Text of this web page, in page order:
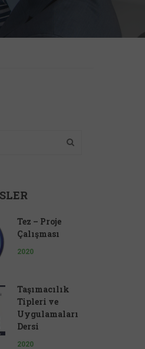
Tez – Proje
Çalışması
2020
Taşımacılık
Tipleri ve
Uygulamaları
Dersi
2020